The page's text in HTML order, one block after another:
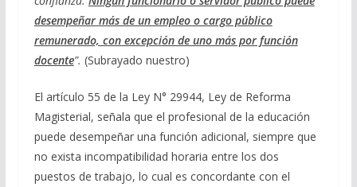
desempeñar más de un empleo o cargo público
remunerado, con excepción de uno más por función
docente”. (Subrayado nuestro)
El artículo 55 de la Ley N° 29944, Ley de Reforma
Magisterial, señala que el profesional de la educación
puede desempeñar una función adicional, siempre que
no exista incompatibilidad horaria entre los dos
puestos de trabajo, lo cual es concordante con el